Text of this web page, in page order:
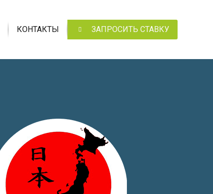
КОНТАКТЫ ЗАПРОСИТЬ СТАВКУ